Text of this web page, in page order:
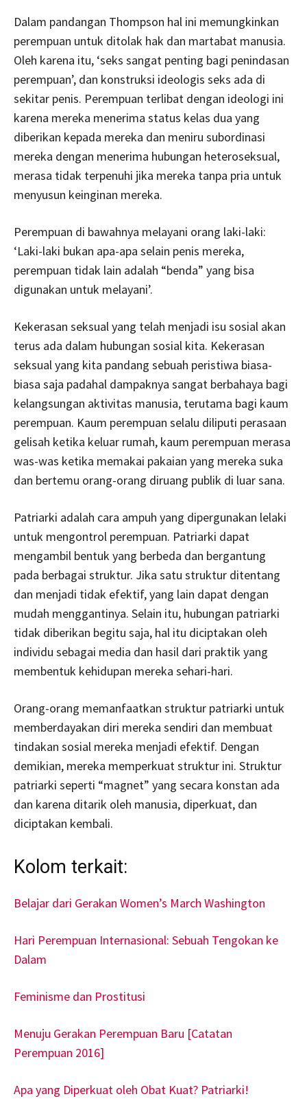
Dalam pandangan Thompson hal ini memungkinkan
perempuan untuk ditolak hak dan martabat manusia.
Oleh karena itu, ‘seks sangat penting bagi penindasan
perempuan’, dan konstruksi ideologis seks ada di
sekitar penis. Perempuan terlibat dengan ideologi ini
karena mereka menerima status kelas dua yang
diberikan kepada mereka dan meniru subordinasi
mereka dengan menerima hubungan heteroseksual,
merasa tidak terpenuhi jika mereka tanpa pria untuk
menyusun keinginan mereka.
Perempuan di bawahnya melayani orang laki-laki:
‘Laki-laki bukan apa-apa selain penis mereka,
perempuan tidak lain adalah “benda” yang bisa
digunakan untuk melayani’.
Kekerasan seksual yang telah menjadi isu sosial akan
terus ada dalam hubungan sosial kita. Kekerasan
seksual yang kita pandang sebuah peristiwa biasa-
biasa saja padahal dampaknya sangat berbahaya bagi
kelangsungan aktivitas manusia, terutama bagi kaum
perempuan. Kaum perempuan selalu diliputi perasaan
gelisah ketika keluar rumah, kaum perempuan merasa
was-was ketika memakai pakaian yang mereka suka
dan bertemu orang-orang diruang publik di luar sana.
Patriarki adalah cara ampuh yang dipergunakan lelaki
untuk mengontrol perempuan. Patriarki dapat
mengambil bentuk yang berbeda dan bergantung
pada berbagai struktur. Jika satu struktur ditentang
dan menjadi tidak efektif, yang lain dapat dengan
mudah menggantinya. Selain itu, hubungan patriarki
tidak diberikan begitu saja, hal itu diciptakan oleh
individu sebagai media dan hasil dari praktik yang
membentuk kehidupan mereka sehari-hari.
Orang-orang memanfaatkan struktur patriarki untuk
memberdayakan diri mereka sendiri dan membuat
tindakan sosial mereka menjadi efektif. Dengan
demikian, mereka memperkuat struktur ini. Struktur
patriarki seperti “magnet” yang secara konstan ada
dan karena ditarik oleh manusia, diperkuat, dan
diciptakan kembali.
Kolom terkait:
Belajar dari Gerakan Women’s March Washington
Hari Perempuan Internasional: Sebuah Tengokan ke
Dalam
Feminisme dan Prostitusi
Menuju Gerakan Perempuan Baru [Catatan
Perempuan 2016]
Apa yang Diperkuat oleh Obat Kuat? Patriarki!